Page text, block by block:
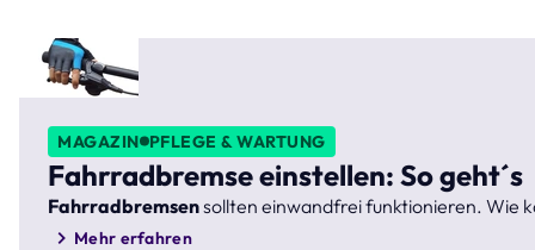
MAGAZIN PFLEGE & WARTUNG
Fahrradbremse einstellen: So geht´s
Fahrradbremsensollten einwandfrei funktionieren. Wie
Mehr erfahren